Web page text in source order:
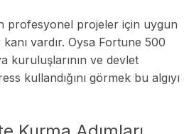
profesyonel projeler için uygun
kanı vardır. Oysa Fortune 500
kuruluşlarının ve devlet
kullandığını görmek bu algıyı